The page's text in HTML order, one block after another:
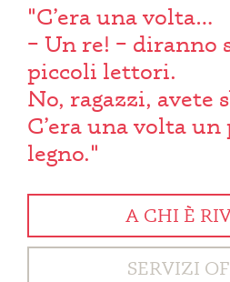
"C’era una volta…
– Un re! – diranno
piccoli lettori.
No, ragazzi, avete
C’era una volta un
legno."
A CHI È
SERVIZI